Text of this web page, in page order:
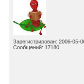
Зарегистрирован: 2006-05-
Сообщений: 17180